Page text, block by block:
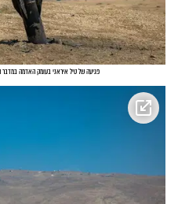
פגיעה של טיל איראני בעומק האדמה במדבר